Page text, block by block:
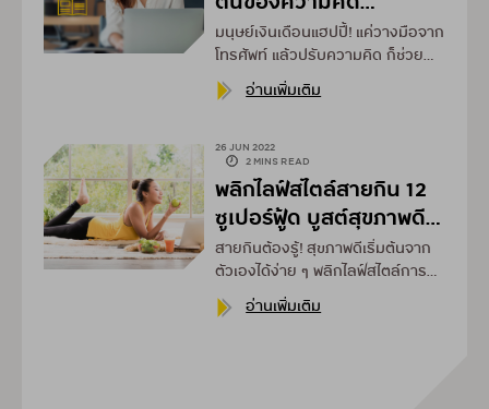
สร้างสรรค์
มนุษย์เงินเดือนแฮปปี้! แค่วางมือจาก
โทรศัพท์ แล้วปรับความคิด ก็ช่วย
พลิกสมองให้สร้างสรรค์
อ่านเพิ่มเติม
26 JUN 2022
2 MINS READ
พลิกไลฟ์สไตล์สายกิน 12
ซูเปอร์ฟู้ด บูสต์สุขภาพดี
จากภายใน
สายกินต้องรู้! สุขภาพดีเริ่มต้นจาก
ตัวเองได้ง่าย ๆ พลิกไลฟ์สไตล์การ
กินที่ชอบเป็นกินที่ใช่
อ่านเพิ่มเติม